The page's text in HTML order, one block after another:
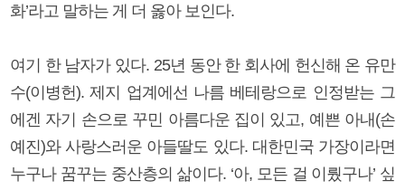
화’라고 말하는 게 더 옳아 보인다.
여기 한 남자가 있다. 25년 동안 한 회사에 헌신해 온 유만
수(이병헌). 제지 업계에선 나름 베테랑으로 인정받는 그
에겐 자기 손으로 꾸민 아름다운 집이 있고, 예쁜 아내(손
예진)와 사랑스러운 아들딸도 있다. 대한민국 가장이라면
누구나 꿈꾸는 중산층의 삶이다. ‘아, 모든 걸 이뤘구나’ 싶